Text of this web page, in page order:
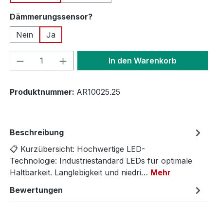
Dämmerungssensor?auswählen
Nein
Ja
Produkt Anzahl: Gib denIn den Warenkorb
Produktnummer: AR10025.25
Beschreibung
📋 Kurzübersicht: Hochwertige LED-
Technologie: Industriestandard LEDs für optimale
Haltbarkeit. Langlebigkeit und niedri… Mehr
Bewertungen